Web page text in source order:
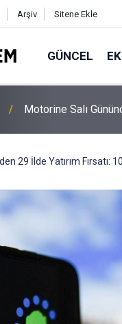
Arşiv Sitene Ekle
GÜNCEL
Neşet Ertaş’a
Sorusunun Cevabı
29 İlde Yatırım Fırsatı: